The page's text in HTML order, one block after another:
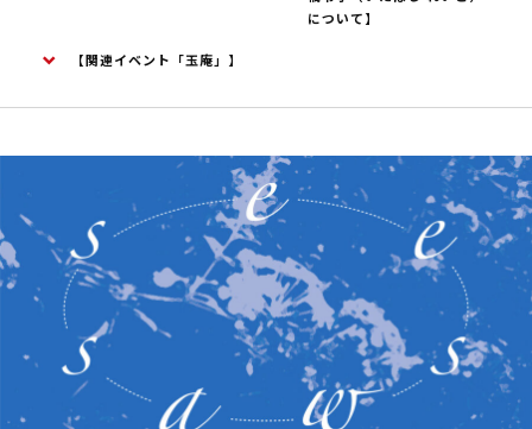
について】
【関連イベント「玉庵」】